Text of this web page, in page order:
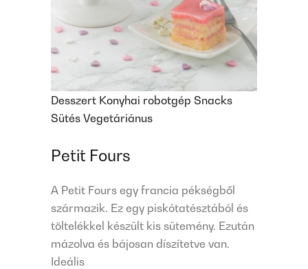
Desszert Konyhai robotgép Snacks
Sütés Vegetáriánus
Petit Fours
A Petit Fours egy francia pékségből
származik. Ez egy piskótatésztából és
töltelékkel készült kis sütemény. Ezután
mázolva és bájosan díszítetve van.
Ideális